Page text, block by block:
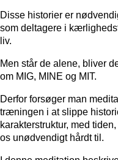
Disse historier er
som deltagere i
liv.
Men står de alene, bliver
om MIG, MINE og MIT.
Derfor forsøger man
træningen i at slippe
karakterstruktur, med
os unødvendigt hårdt til.